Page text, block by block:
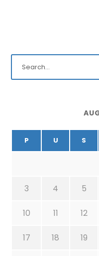
P U S
3 4 5
10 11 12
17 18 19